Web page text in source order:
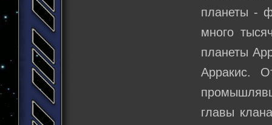
планеты -
много
планеты
Арракис.
главы